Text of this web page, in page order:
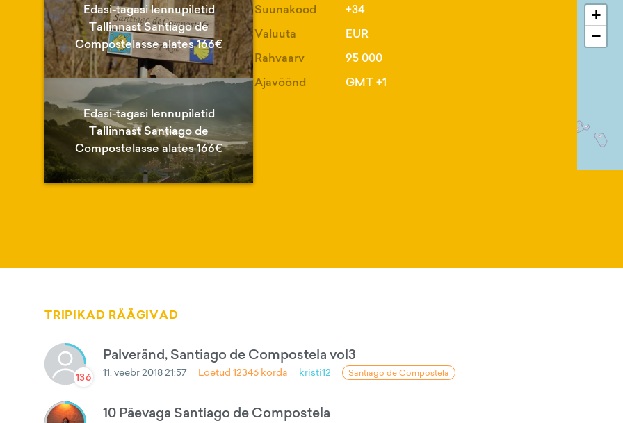
Edasi-tagasi lennupiletid
Tallinnast Santiago de
Compostelasse alates 166€
Edasi-tagasi lennupiletid
Tallinnast Santiago de
Compostelasse alates 166€
Suunakood
+34
Valuuta
EUR
Rahvaarv
95 000
Ajavöönd
GMT +1
+
−
TRIPIKAD RÄÄGIVAD
136
Palveränd, Santiago de Compostela vol3
11. veebr 2018 21:57 Loetud 12346 korda kristi12 Santiago de Compostela
10 Päevaga Santiago de Compostela